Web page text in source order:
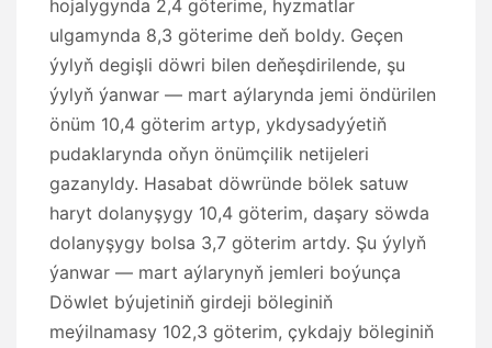
hojalygynda 2,4 göterime, hyzmatlar
ulgamynda 8,3 göterime deň boldy. Geçen
ýylyň degişli döwri bilen deňeşdirilende, şu
ýylyň ýanwar — mart aýlarynda jemi öndürilen
önüm 10,4 göterim artyp, ykdysadyýetiň
pudaklarynda oňyn önümçilik netijeleri
gazanyldy. Hasabat döwründe bölek satuw
haryt dolanyşygy 10,4 göterim, daşary söwda
dolanyşygy bolsa 3,7 göterim artdy. Şu ýylyň
ýanwar — mart aýlarynyň jemleri boýunça
Döwlet býujetiniň girdeji böleginiň
meýilnamasy 102,3 göterim, çykdajy böleginiň